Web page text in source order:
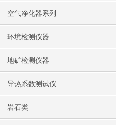
空气净化器系列
环境检测仪器
地矿检测仪器
导热系数测试仪
岩石类